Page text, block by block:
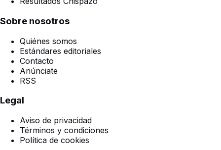
Sobre nosotros
Quiénes somos
Estándares editoriales
Contacto
Anúnciate
RSS
Legal
Aviso de privacidad
Términos y condiciones
Política de cookies